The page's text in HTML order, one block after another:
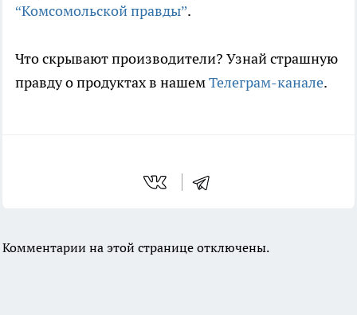
“Комсомольской правды”.
Что скрывают производители? Узнай страшную
правду о продуктах в нашемТелеграм-канале.
Комментарии на этой странице отключены.